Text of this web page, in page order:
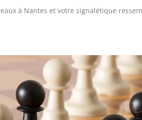
à Nantes et votre signalétique